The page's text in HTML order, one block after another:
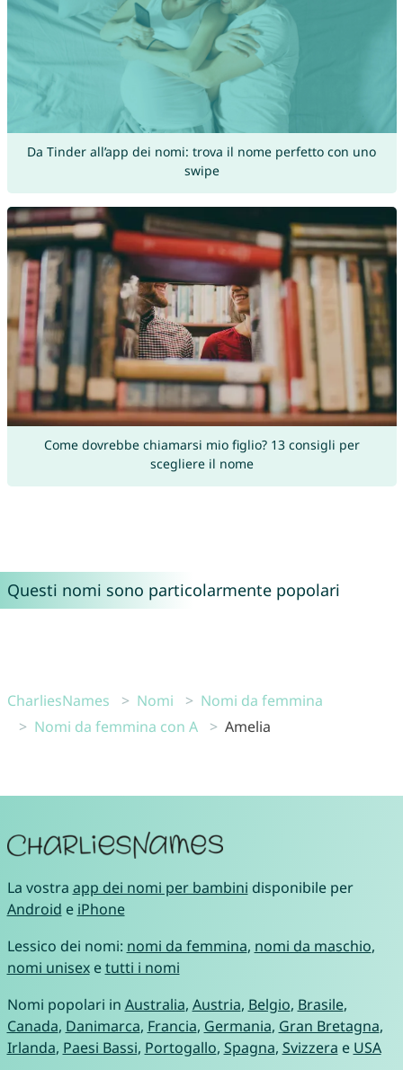
Da Tinder all’app dei nomi: trova il nome perfetto con uno
swipe
Come dovrebbe chiamarsi mio figlio? 13 consigli per
scegliere il nome
Questi nomi sono particolarmente popolari
CharliesNames Nomi
Nomi da femmina
Nomi da femmina con A
Amelia
La vostra app dei nomi per bambini disponibile per
Android e iPhone
Lessico dei nomi: nomi da femmina, nomi da maschio,
nomi unisexetutti i nomi
Nomi popolari in Australia, Austria, Belgio, Brasile,
Canada, Danimarca, Francia, Germania, Gran Bretagna,
Irlanda, Paesi Bassi, Portogallo, Spagna, Svizzera e USA